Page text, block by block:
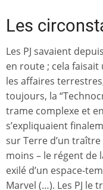
Les
Les PJ savaient
en route ; cela faisait
les affaires
toujours, la
trame complexe et
s’expliquaient
sur Terre d’un
moins – le régent de
exilé d’un espace-
Marvel (…). Les PJ le